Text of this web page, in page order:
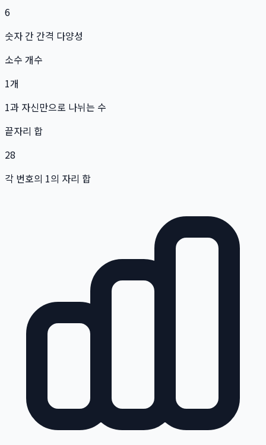
6
숫자 간 간격 다양성
소수 개수
1개
1과 자신만으로 나뉘는 수
끝자리 합
28
각 번호의 1의 자리 합